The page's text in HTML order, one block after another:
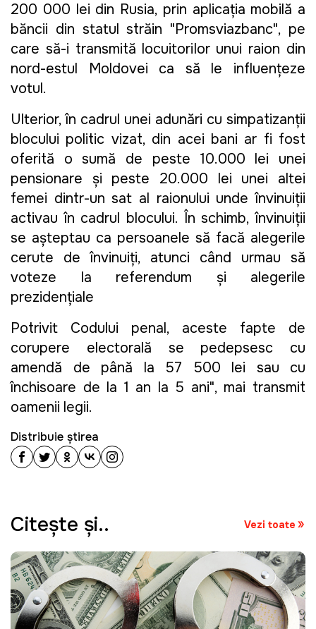
200 000 lei din Rusia, prin aplicația mobilă a
băncii din statul străin "Promsviazbanc", pe
care să-i transmită locuitorilor unui raion din
nord-estul Moldovei ca să le influențeze
votul.
Ulterior, în cadrul unei adunări cu simpatizanții
blocului politic vizat, din acei bani ar fi fost
oferită o sumă de peste 10.000 lei unei
pensionare și peste 20.000 lei unei altei
femei dintr-un sat al raionului unde învinuiții
activau în cadrul blocului. În schimb, învinuiții
se așteptau ca persoanele să facă alegerile
cerute de învinuiți, atunci când urmau să
voteze la referendum și alegerile
prezidențiale
Potrivit Codului penal, aceste fapte de
corupere electorală se pedepsesc cu
amendă de până la 57 500 lei sau cu
închisoare de la 1 an la 5 ani", mai transmit
oamenii legii.
Distribuie știrea
Citeşte şi.. Vezi toate